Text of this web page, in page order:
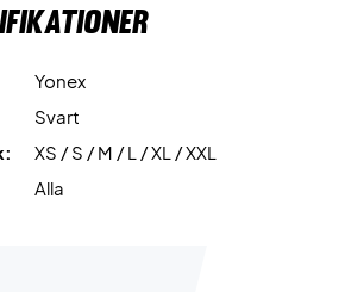
Yonex
Svart
XS / S / M / L / XL / XXL
Alla